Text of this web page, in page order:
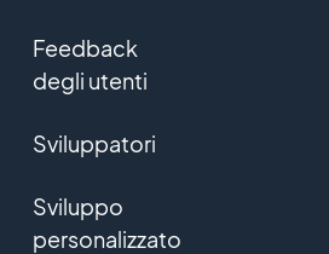
Feedback
degli utenti
Sviluppatori
Sviluppo
personalizzato